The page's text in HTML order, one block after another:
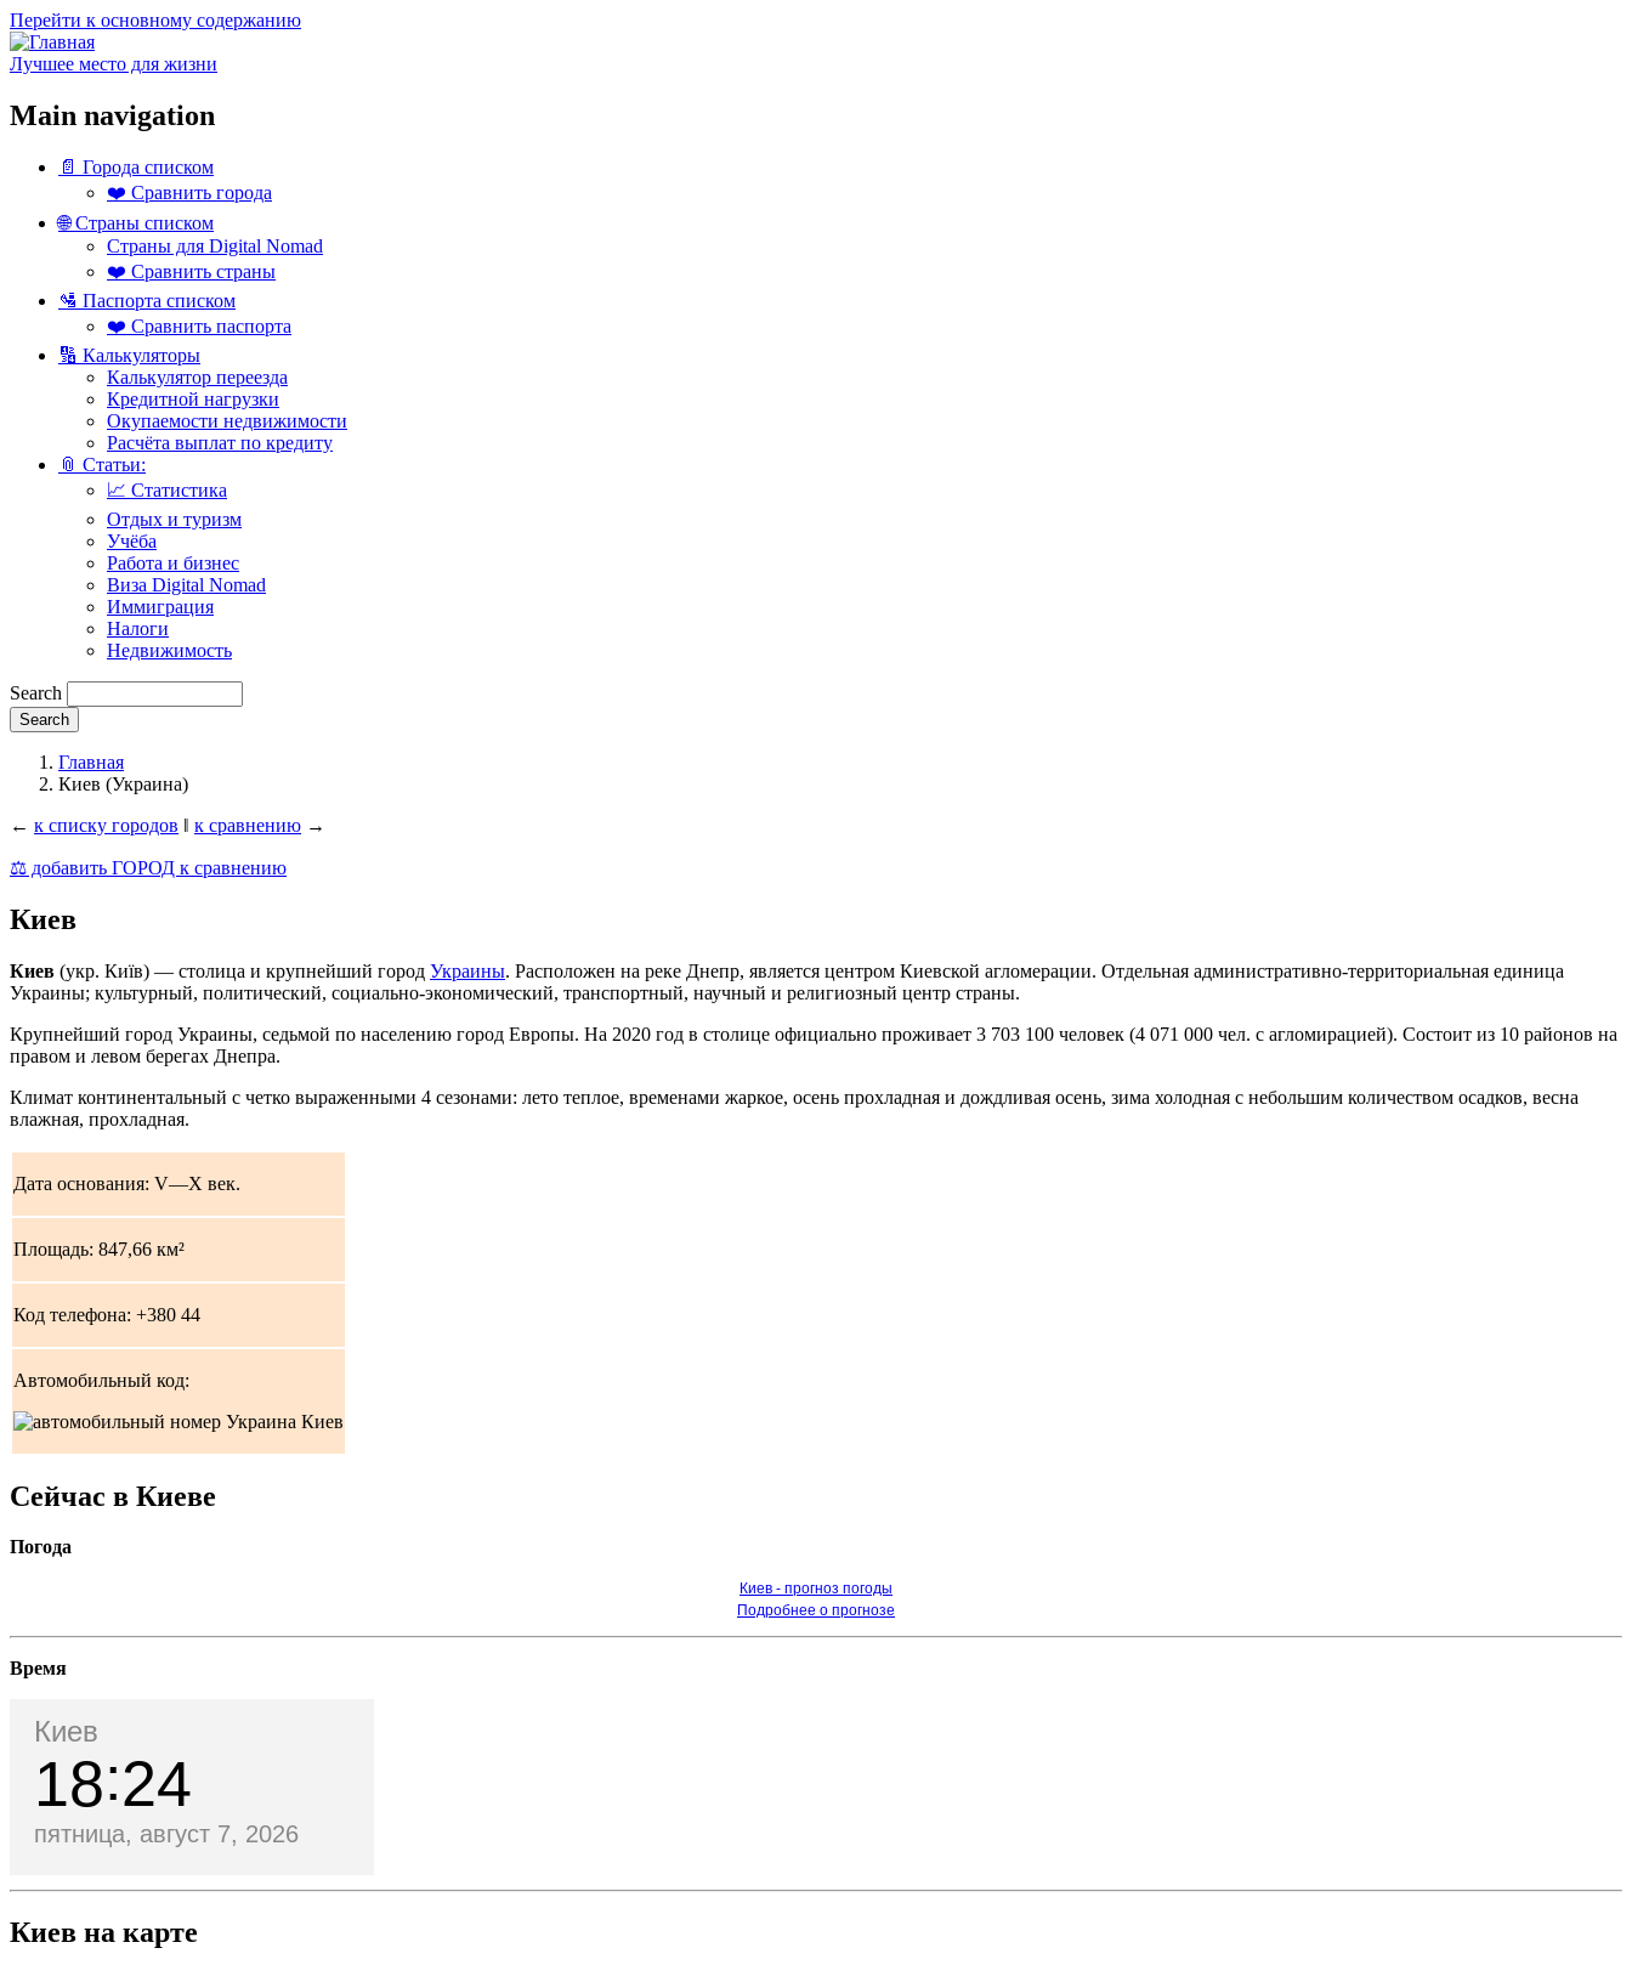
Перейти к основному содержанию
Лучшее место для жизни
Main navigation
📄 Города списком
❤️ Сравнить города
🌐 Страны списком
Страны для Digital Nomad
❤️ Сравнить страны
🛂 Паспорта списком
❤️ Сравнить паспорта
🔢 Калькуляторы
Калькулятор переезда
Кредитной нагрузки
Окупаемости недвижимости
Расчёта выплат по кредиту
📎 Статьи:
📈 Статистика
Отдых и туризм
Учёба
Работа и бизнес
Виза Digital Nomad
Иммиграция
Налоги
Недвижимость
Search
Главная
Киев (Украина)
← к списку городов ‖ к сравнению →
⚖️ добавить ГОРОД к сравнению
Киев
Киев (укр. Київ) — столица и крупнейший город Украины. Расположен на реке Днепр, является центром Киевской агломерации. Отдельная административно-территориальная единица
Украины; культурный, политический, социально-экономический, транспортный, научный и религиозный центр страны.
Крупнейший город Украины, седьмой по населению город Европы. На 2020 год в столице официально проживает 3 703 100 человек (4 071 000 чел. с агломирацией). Состоит из 10 районов на
правом и левом берегах Днепра.
Климат континентальный с четко выраженными 4 сезонами: лето теплое, временами жаркое, осень прохладная и дождливая осень, зима холодная с небольшим количеством осадков, весна
влажная, прохладная.
Дата основания: V—X век.
Площадь: 847,66 км²
Код телефона: +380 44
Автомобильный код:
Сейчас в Киеве
Погода
Киев - прогноз погоды
Подробнее о прогнозе
Время
Киев
18 24
пятница, август 7, 2026
Киев на карте